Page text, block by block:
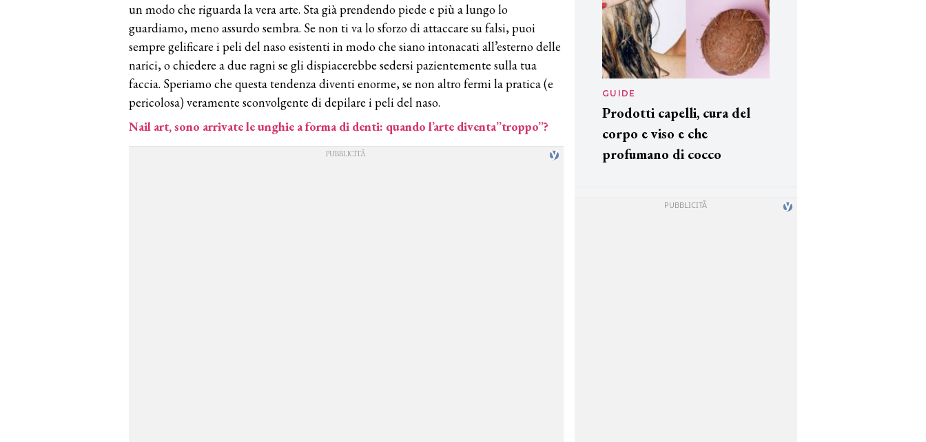
un modo che riguarda la vera arte. Sta già prendendo piede e più a lungo lo
guardiamo, meno assurdo sembra. Se non ti va lo sforzo di attaccare su falsi, puoi
sempre gelificare i peli del naso esistenti in modo che siano intonacati all’esterno delle
narici, o chiedere a due ragni se gli dispiacerebbe sedersi pazientemente sulla tua
faccia. Speriamo che questa tendenza diventi enorme, se non altro fermi la pratica (e
pericolosa) veramente sconvolgente di depilare i peli del naso.
Nail art, sono arrivate le unghie a forma di denti: quando l’arte diventa”troppo”?
GUIDE
Prodotti capelli, cura del
corpo e viso e che
profumano di cocco